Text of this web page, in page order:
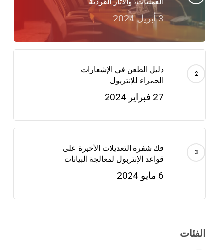
3 أبريل 2024
دليل الطعن في الإشعارات
الحمراء للإنتربول
27 فبراير 2024
فك شفرة التعديلات الأخيرة على
قواعد الإنتربول لمعالجة البيانات
6 مايو 2024
الفئات